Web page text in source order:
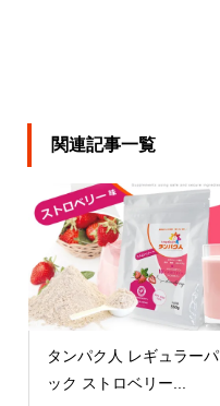
関連記事一覧
タンパク人 レギュラーパ
ック ストロベリー...